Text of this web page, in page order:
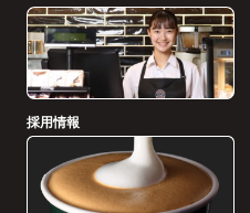
採用情報